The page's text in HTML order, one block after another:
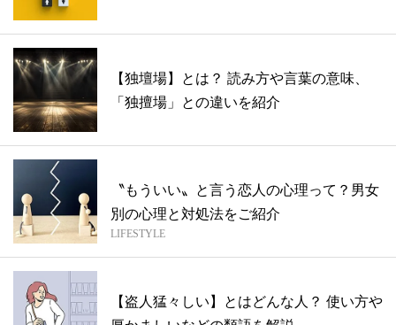
【独壇場】とは？ 読み方や言葉の意味、
「独擅場」との違いを紹介
〝もういい〟と言う恋人の心理って？男女
別の心理と対処法をご紹介
LIFESTYLE
【盗人猛々しい】とはどんな人？ 使い方や